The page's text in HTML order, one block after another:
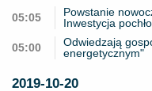
05:05
Powstanie
Inwestycja
05:00
Odwiedzają
energetycznym"
2019-10-20